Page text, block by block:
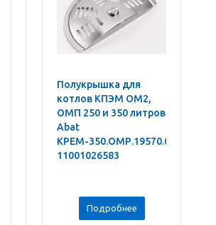
Полукрышка для
котлов КПЭМ ОМ2,
ОМП 250 и 350 литров
Abat
КРЕМ-350.ОМР.19570.08.01.000СБ
11001026583
Подробнее